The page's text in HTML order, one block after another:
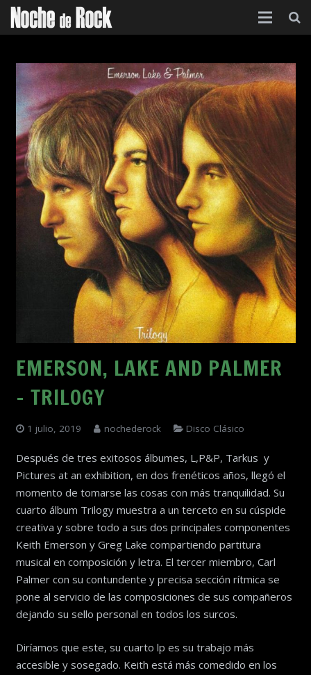
Categorías
Agenda
Foro
Contacto
Acerca de
EMERSON, LAKE AND PALMER
– TRILOGY
1 julio, 2019 nochederock Disco Clásico
Después de tres exitosos álbumes, L,P&P, Tarkus y
Pictures at an exhibition, en dos frenéticos años, llegó el
momento de tomarse las cosas con más tranquilidad. Su
cuarto álbum Trilogy muestra a un terceto en su cúspide
creativa y sobre todo a sus dos principales componentes
Keith Emerson y Greg Lake compartiendo partitura
musical en composición y letra. El tercer miembro, Carl
Palmer con su contundente y precisa sección rítmica se
pone al servicio de las composiciones de sus compañeros
dejando su sello personal en todos los surcos.
Diríamos que este, su cuarto lp es su trabajo más
accesible y sosegado. Keith está más comedido en los